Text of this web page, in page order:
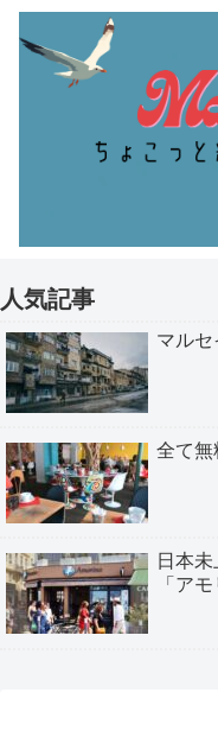
人気記事
マルセ
全て無
日本
「ア